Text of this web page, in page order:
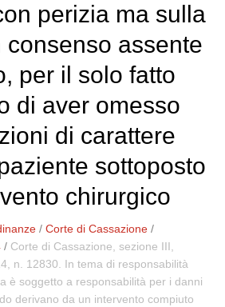
perizia ma sulla
consenso assente
per il solo fatto
di aver omesso
di carattere
sottoposto
chirurgico
/Corte di Cassazione /
/ Corte di Cassazione, sezione III,
n. 12830. In tema di responsabilità
è soggetto a responsabilità per i danni
derivano da un intervento compiuto